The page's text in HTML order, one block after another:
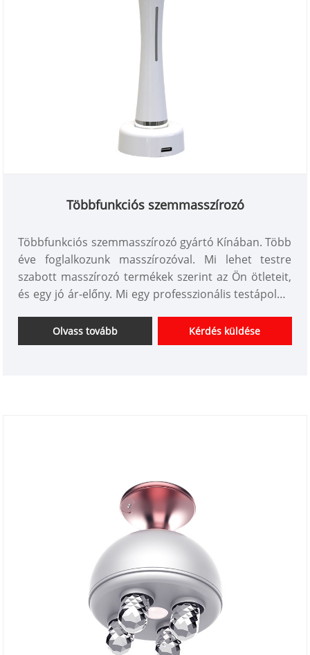
Többfunkciós szemmasszírozó
Többfunkciós szemmasszírozó gyártó Kínában. Több
éve foglalkozunk masszírozóval. Mi lehet testre
szabott masszírozó termékek szerint az Ön ötleteit,
és egy jó ár-előny. Mi egy professzionális testápolási
Olvass tovább Kérdés küldése